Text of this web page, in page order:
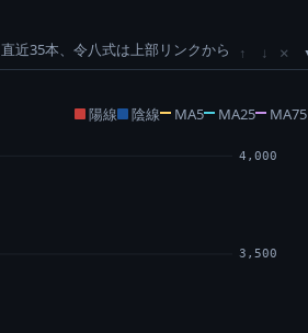
直近35本、令八式は上部リンクから ↑ ↓ ×
陽線 陰線 MA5 MA25 MA75
3,500
4,000